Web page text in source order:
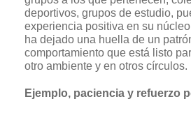
deportivos, grupos de estudio,
experiencia positiva en su
ha dejado una huella de un
comportamiento que está listo
otro ambiente y en otros círculos.
Ejemplo, paciencia y refuerzo